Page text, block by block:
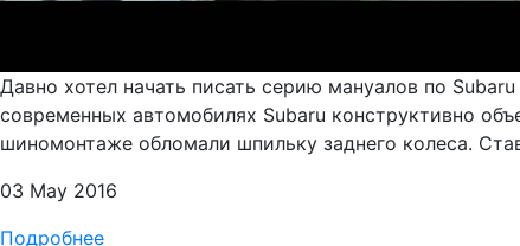
Давно хотел начать писать серию мануалов по
современных автомобилях Subaru конструктивно
шиномонтаже обломали шпильку заднего колеса.
03 May 2016
Подробнее